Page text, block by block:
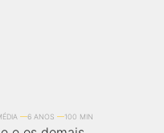
6 ANOS 100 MIN